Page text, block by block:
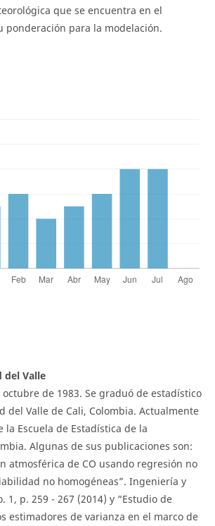
que se encuentra en el
ponderación para la modelación.
del Valle
de 1983. Se graduó de estadístico
del Valle de Cali, Colombia. Actualmente
Escuela de Estadística de la
Algunas de sus publicaciones son:
atmosférica de CO usando regresión no
no homogéneas”. Ingeniería y
1, p. 259 - 267 (2014) y “Estudio de
estimadores de varianza en el marco de